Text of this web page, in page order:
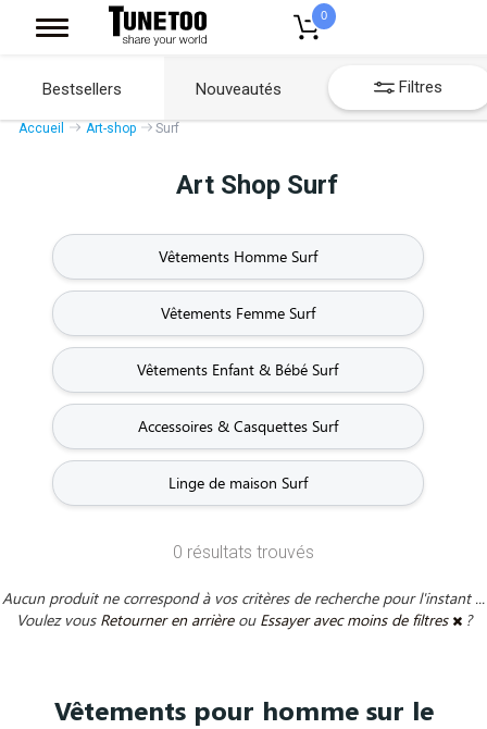
0
Bestsellers Nouveautés Filtres
Accueil Art-shop Surf
Art Shop Surf
Vêtements Homme Surf
Vêtements Femme Surf
Vêtements Enfant & Bébé Surf
Accessoires & Casquettes Surf
Linge de maison Surf
0 résultats trouvés
Aucun produit ne correspond à vos critères de recherche pour l'instant ...
Voulez vous Retourner en arrière ou Essayer avec moins de filtres ?
Vêtements pour homme sur le